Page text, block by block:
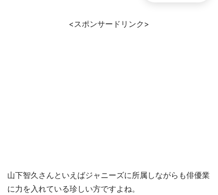
<スポンサードリンク>
山下智久さんといえばジャニーズに所属しながらも俳優業
に力を入れている珍しい方ですよね。